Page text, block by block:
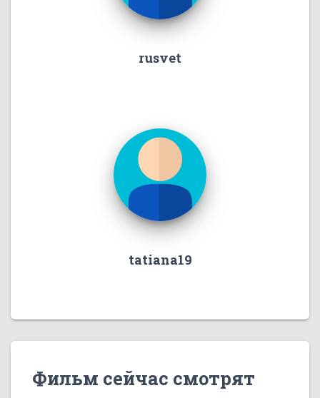
rusvet
tatiana19
Фильм сейчас смотрят